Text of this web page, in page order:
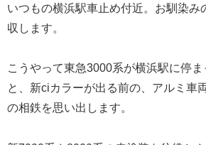
いつもの横浜駅車止め付近。お馴染み
収します。
こうやって東急3000系が横浜駅に停
と、新ciカラーが出る前の、アルミ車
の相鉄を思い出します。